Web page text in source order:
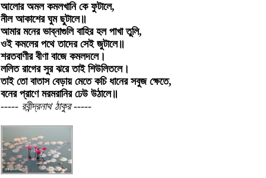
আলোর অমল কমলখানি কে ফুটালে,
নীল আকাশের ঘুম ছুটালে॥
আমার মনের ভাব্‌নাগুলি বাহির হল পাখা তুলি,
ওই কমলের পথে তাদের সেই জুটালে॥
শরতবাণীর বীণা বাজে কমলদলে।
ললিত রাগের সুর ঝরে তাই শিউলিতলে।
তাই তো বাতাস বেড়ায় মেতে কচি ধানের সবুজ ক্ষেতে,
বনের প্রাণে মরমরানির ঢেউ উঠালে॥
----- রবীন্দ্রনাথ ঠাকুর -----